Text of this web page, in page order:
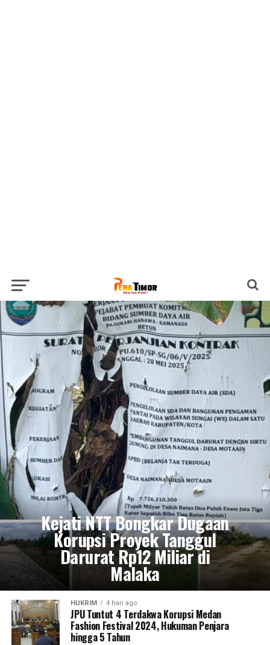
Kejati NTT Bongkar Dugaan
Korupsi Proyek Tanggul
Darurat Rp12 Miliar di
Malaka
HUKRIM 4 hari ago
JPU Tuntut 4 Terdakwa Korupsi Medan
Fashion Festival 2024, Hukuman Penjara
hingga 5 Tahun